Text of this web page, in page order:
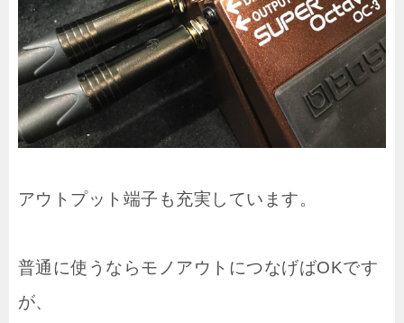
アウトプット端子も充実しています。
普通に使うならモノアウトにつなげばOKです
が、